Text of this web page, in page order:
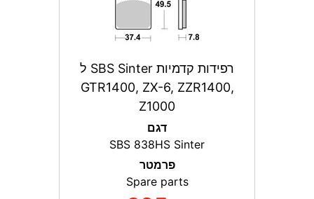
רפידות קדמיות SBS Sinter ל
GTR1400, ZX-6, ZZR1400,
Z1000
דגם
SBS 838HS Sinter
פרמטר
Spare parts